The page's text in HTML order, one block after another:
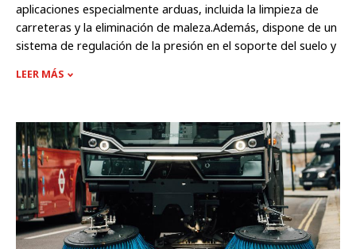
aplicaciones especialmente arduas, incluida la limpieza de
carreteras y la eliminación de maleza.Además, dispone de un
sistema de regulación de la presión en el soporte del suelo y
LEER MÁS